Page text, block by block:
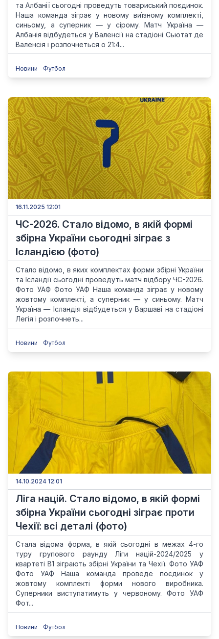
та Албанії сьогодні проведуть товариський поєдинок.
Наша команда зіграє у новому виїзному комплекті,
синьому, а суперник — у сірому. Матч Україна —
Албанія відбудеться у Валенсії на стадіоні Сьютат де
Валенсія і розпочнеться о 21:4...
Новини Футбол
16.11.2025 12:01
ЧС-2026. Стало відомо, в якій формі
збірна України сьогодні зіграє з
Ісландією (фото)
Стало відомо, в яких комплектах форми збірні України
та Ісландії сьогодні проведуть матч відбору ЧС-2026.
Фото УАФ Фото УАФ Наша команда зіграє у новому
жовтому комплекті, а суперник — у синьому. Матч
Україна — Ісландія відбудеться у Варшаві на стадіоні
Легія і розпочнеть...
Новини Футбол
14.10.2024 12:01
Ліга націй. Стало відомо, в якій формі
збірна України сьогодні зіграє проти
Чехії: всі деталі (фото)
Стала відома форма, в якій сьогодні в межах 4-го
туру групового раунду Ліги націй-2024/2025 у
квартеті В1 зіграють збірні України та Чехії. Фото УАФ
Фото УАФ Наша команда проведе поєдинок у
жовтому комплекті форми нового виробника.
Суперники виступатимуть у червоному. Фото УАФ
Фот...
Новини Футбол